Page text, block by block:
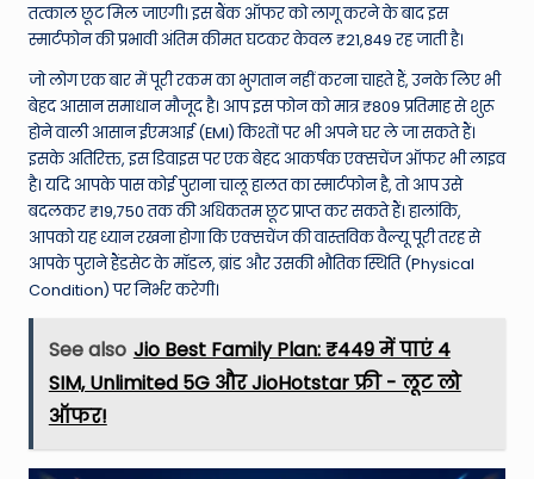
तत्काल छूट मिल जाएगी। इस बैंक ऑफर को लागू करने के बाद इस
स्मार्टफोन की प्रभावी अंतिम कीमत घटकर केवल ₹21,849 रह जाती है।
जो लोग एक बार में पूरी रकम का भुगतान नहीं करना चाहते हैं, उनके लिए भी
बेहद आसान समाधान मौजूद है। आप इस फोन को मात्र ₹809 प्रतिमाह से शुरू
होने वाली आसान ईएमआई (EMI) किश्तों पर भी अपने घर ले जा सकते हैं।
इसके अतिरिक्त, इस डिवाइस पर एक बेहद आकर्षक एक्सचेंज ऑफर भी लाइव
है। यदि आपके पास कोई पुराना चालू हालत का स्मार्टफोन है, तो आप उसे
बदलकर ₹19,750 तक की अधिकतम छूट प्राप्त कर सकते हैं। हालांकि,
आपको यह ध्यान रखना होगा कि एक्सचेंज की वास्तविक वैल्यू पूरी तरह से
आपके पुराने हैंडसेट के मॉडल, ब्रांड और उसकी भौतिक स्थिति (Physical
Condition) पर निर्भर करेगी।
See also Jio Best Family Plan: ₹449 में पाएं 4
SIM, Unlimited 5G और JioHotstar फ्री - लूट लो
ऑफर!